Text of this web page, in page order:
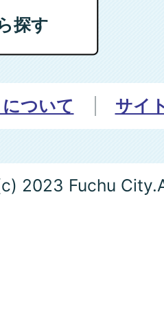
探す
ついて サイ
2023 Fuchu